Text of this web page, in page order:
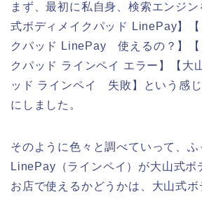
まず、最初に私自身、検索エンジ
式ボディメイクパッド LinePay】【
クパッド LinePay 使えるの？】【
クパッド ラインペイ エラー】【大
ッド ラインペイ 失敗】という感
にしました。
そのように色々と調べていって、ふ
LinePay（ラインペイ）が大山式ボ
お店で使えるかどうかは、大山式ボ